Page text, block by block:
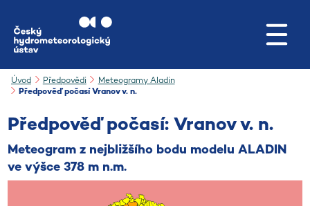
Úvod Předpovědi
Meteogramy Aladin
Předpověď počasí Vranov v. n.
Předpověď počasí: Vranov v. n.
Meteogram z nejbližšího bodu modelu ALADIN
ve výšce 378 m n.m.